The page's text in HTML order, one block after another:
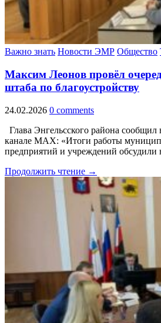
Важно знать Новости ЭМР Общество
Максим Леонов провёл
штаба по благоустройству
24.02.2026 0 comments
Глава Энгельсского района сообщил
канале МАХ: «Итоги работы
предприятий и учреждений
Продолжить чтение →